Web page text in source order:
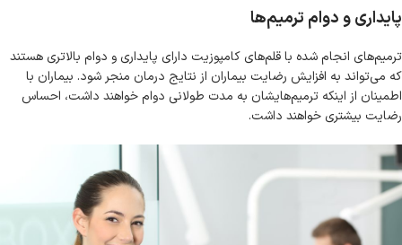
پایداری و دوام ترمیم‌ها
ترمیم‌های انجام شده با قلم‌های کامپوزیت دارای پایداری و دوام بالاتری هستند
که می‌تواند به افزایش رضایت بیماران از نتایج درمان منجر شود. بیماران با
اطمینان از اینکه ترمیم‌هایشان به مدت طولانی دوام خواهند داشت، احساس
رضایت بیشتری خواهند داشت.